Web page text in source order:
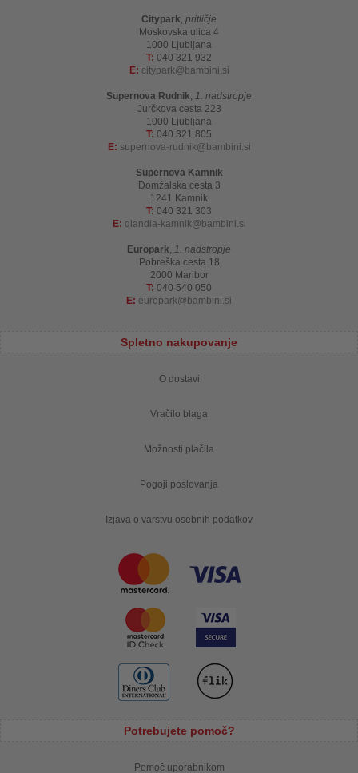
Citypark, pritličje
Moskovska ulica 4
1000 Ljubljana
T: 040 321 932
E: citypark bambini.si
Supernova Rudnik, 1. nadstropje
Jurčkova cesta 223
1000 Ljubljana
T: 040 321 805
E: supernova-rudnik bambini.si
Supernova Kamnik
Domžalska cesta 3
1241 Kamnik
T: 040 321 303
E: qlandia-kamnik bambini.si
Europark, 1. nadstropje
Pobreška cesta 18
2000 Maribor
T: 040 540 050
E: europark bambini.si
Spletno nakupovanje
O dostavi
Vračilo blaga
Možnosti plačila
Pogoji poslovanja
Izjava o varstvu osebnih podatkov
Potrebujete pomoč?
Pomoč uporabnikom